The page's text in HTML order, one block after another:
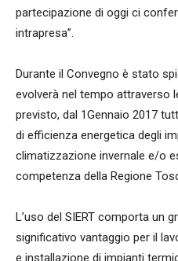
partecipazione di oggi ci
intrapresa”.
Durante il Convegno è stato
evolverà nel tempo attraverso
previsto, dal 1Gennaio 2017
di efficienza energetica degli
climatizzazione invernale e/o
competenza della Regione
L’uso del SIERT comporta un
significativo vantaggio per il
e installazione di impianti